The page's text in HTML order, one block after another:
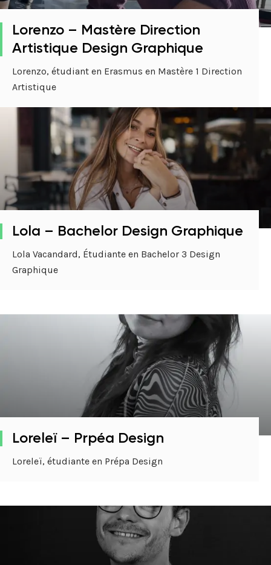
Lorenzo – Mastère Direction
Artistique Design Graphique
Lorenzo, étudiant en Erasmus en Mastère 1 Direction
Artistique
Lola – Bachelor Design Graphique
Lola Vacandard, Étudiante en Bachelor 3 Design
Graphique
Loreleï – Prpéa Design
Loreleï, étudiante en Prépa Design